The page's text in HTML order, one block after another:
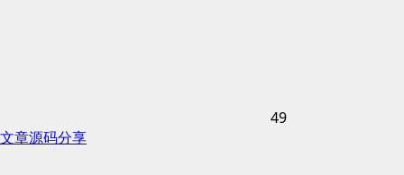
49
文章源码分享